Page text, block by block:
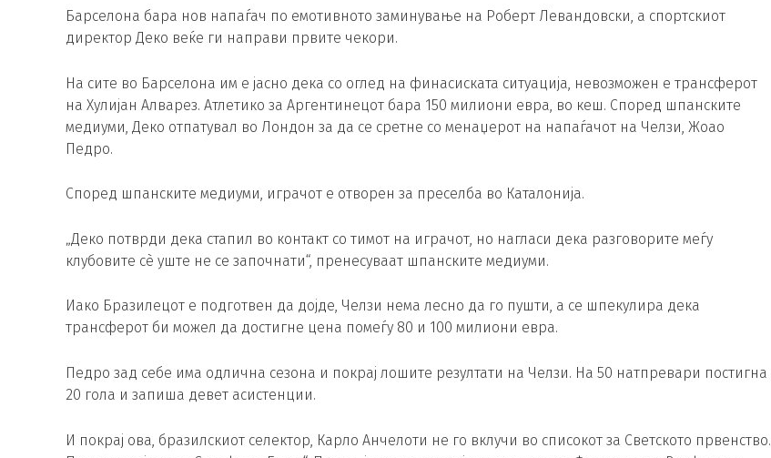
Барселона бара нов напаѓач по емотивното заминување на Роберт Левандовски, а спортскиот
директор Деко веќе ги направи првите чекори.
На сите во Барселона им е јасно дека со оглед на финасиската ситуација, невозможен е трансферот
на Хулијан Алварез. Атлетико за Аргентинецот бара 150 милиони евра, во кеш. Според шпанските
медиуми, Деко отпатувал во Лондон за да се сретне со менаџерот на напаѓачот на Челзи, Жоао
Педро.
Според шпанските медиуми, играчот е отворен за преселба во Каталонија.
„Деко потврди дека стапил во контакт со тимот на играчот, но нагласи дека разговорите меѓу
клубовите сè уште не се започнати“, пренесуваат шпанските медиуми.
Иако Бразилецот е подготвен да дојде, Челзи нема лесно да го пушти, а се шпекулира дека
трансферот би можел да достигне цена помеѓу 80 и 100 милиони евра.
Педро зад себе има одлична сезона и покрај лошите резултати на Челзи. На 50 натпревари постигна
20 гола и запиша девет асистенции.
И покрај ова, бразилскиот селектор, Карло Анчелоти не го вклучи во списокот за Светското првенство.